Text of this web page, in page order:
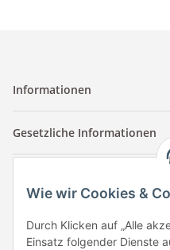
Informationen
Gesetzliche Informationen
Tuccar GmbH
Raum A-123
Anton-Kux-Str.2
Wie wir Cookies &
Durch Klicken auf „Alle
Einsatz folgender Dienste